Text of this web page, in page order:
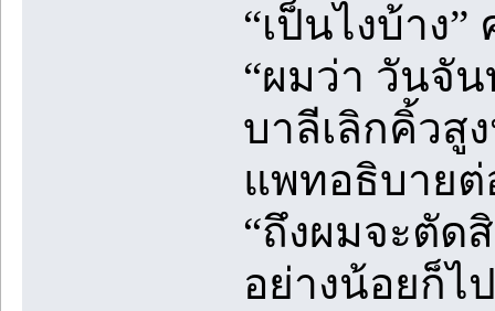
“เป็นไงบ้าง
“ผมว่า วันจั
บาลีเลิกคิ้วสู
แพทอธิบายต่
“ถึงผมจะตัด
อย่างน้อยก็ไ